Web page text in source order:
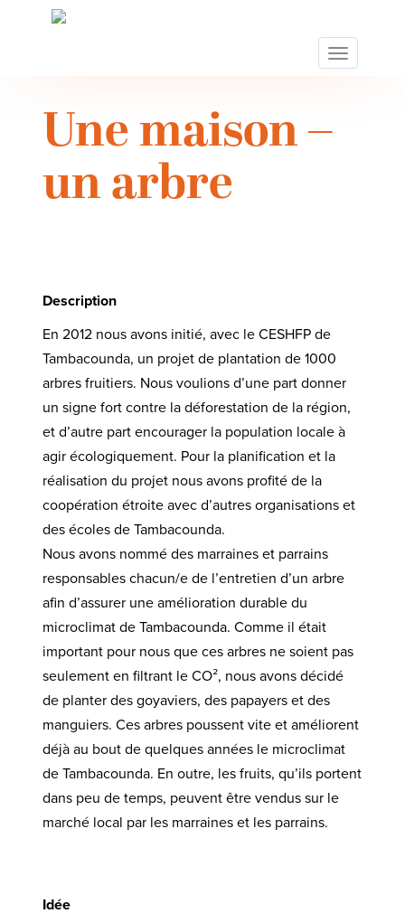
TOGGLE
Une maison –
un arbre
Description
En 2012 nous avons initié, avec le CESHFP de
Tambacounda, un projet de plantation de 1000
arbres fruitiers. Nous voulions d’une part donner
un signe fort contre la déforestation de la région,
et d’autre part encourager la population locale à
agir écologiquement. Pour la planification et la
réalisation du projet nous avons profité de la
coopération étroite avec d’autres organisations et
des écoles de Tambacounda.
Nous avons nommé des marraines et parrains
responsables chacun/e de l’entretien d’un arbre
afin d’assurer une amélioration durable du
microclimat de Tambacounda. Comme il était
important pour nous que ces arbres ne soient pas
seulement en filtrant le CO², nous avons décidé
de planter des goyaviers, des papayers et des
manguiers. Ces arbres poussent vite et améliorent
déjà au bout de quelques années le microclimat
de Tambacounda. En outre, les fruits, qu’ils portent
dans peu de temps, peuvent être vendus sur le
marché local par les marraines et les parrains.
Idée